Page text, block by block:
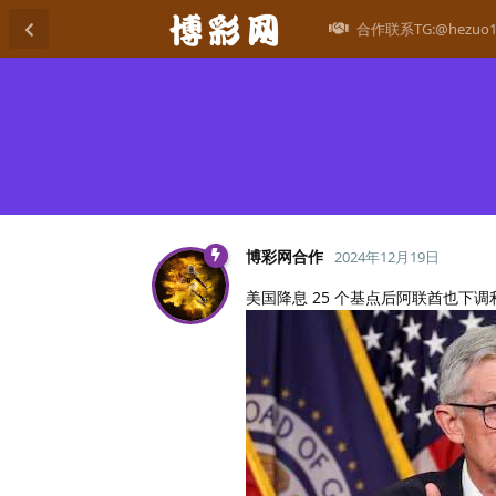
合作联系
博彩网合作 2024年12月19日
美国降息 25 个基点后阿联酋也下调